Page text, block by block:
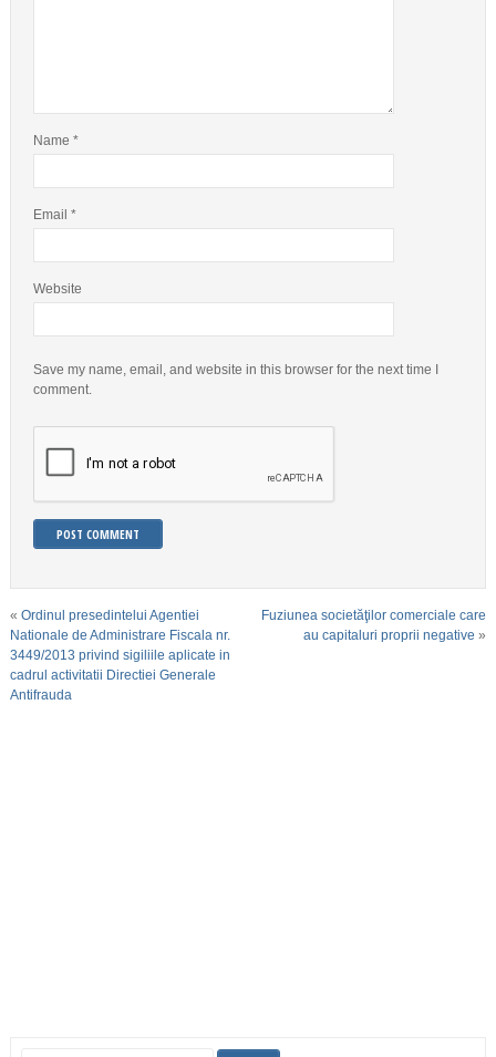
Name *
Email *
Website
Save my name, email, and website in this browser for the next time I
comment.
« Ordinul presedintelui Agentiei
Nationale de Administrare Fiscala nr.
3449/2013 privind sigiliile aplicate in
cadrul activitatii Directiei Generale
Antifrauda
Fuziunea societăţilor comerciale care
au capitaluri proprii negative »